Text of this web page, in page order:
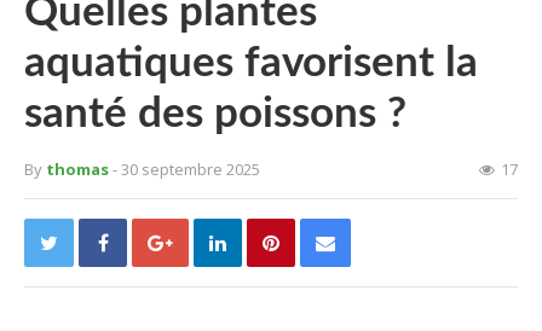
Quelles plantes
aquatiques favorisent la
santé des poissons ?
By thomas- 30 septembre 2025 17